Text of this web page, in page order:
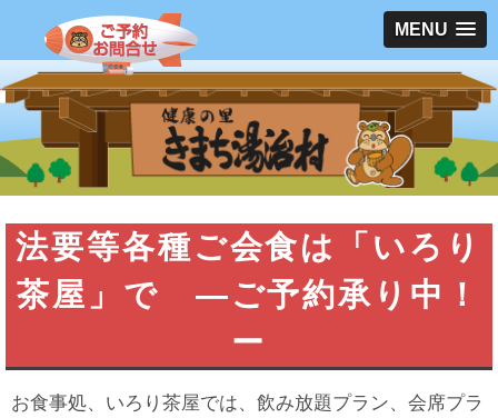
MENU
法要等各種ご会食は「いろり
茶屋」で —ご予約承り中！
ー
お食事処、いろり茶屋では、飲み放題プラン、会席プラ